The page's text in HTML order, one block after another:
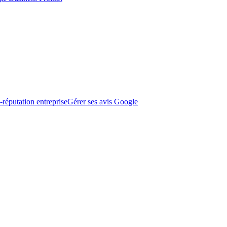
réputation entrepriseGérer ses avis Google